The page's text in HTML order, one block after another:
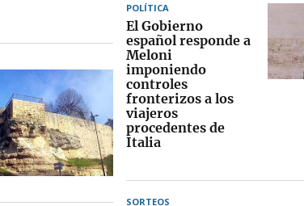
POLÍTICA
El Gobierno
español responde a
Meloni
imponiendo
controles
fronterizos a los
viajeros
procedentes de
Italia
SORTEOS